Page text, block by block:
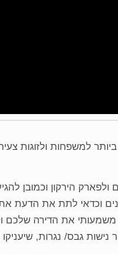
למשפחות ולזוגות
הירקון וכמובן
וכדאי לתת את הדעת
משמעותי את הדירה
גבס/ נגרות,